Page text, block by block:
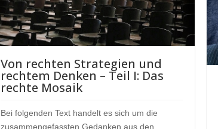
Von rechten Strategien und
rechtem Denken – Teil I: Das
rechte Mosaik
Bei folgenden Text handelt es sich um die
zusammengefassten Gedanken aus den